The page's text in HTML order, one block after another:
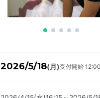
2026/5/18(月)受付開始